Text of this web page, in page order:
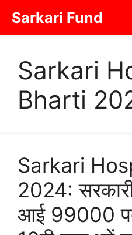
content
Sarkari Fund
Sarkari
Bharti
Sarkari
2024:
आई 99000